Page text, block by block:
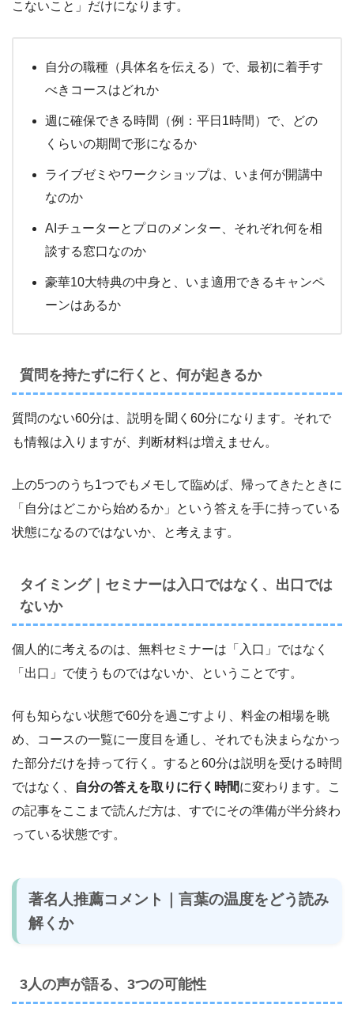
こないこと」だけになります。
自分の職種（具体名を伝える）で、最初に着手す
べきコースはどれか
週に確保できる時間（例：平日1時間）で、どの
くらいの期間で形になるか
ライブゼミやワークショップは、いま何が開講中
なのか
AIチューターとプロのメンター、それぞれ何を相
談する窓口なのか
豪華10大特典の中身と、いま適用できるキャンペ
ーンはあるか
質問を持たずに行くと、何が起きるか
質問のない60分は、説明を聞く60分になります。それで
も情報は入りますが、判断材料は増えません。
上の5つのうち1つでもメモして臨めば、帰ってきたときに
「自分はどこから始めるか」という答えを手に持っている
状態になるのではないか、と考えます。
タイミング｜セミナーは入口ではなく、出口では
ないか
個人的に考えるのは、無料セミナーは「入口」ではなく
「出口」で使うものではないか、ということです。
何も知らない状態で60分を過ごすより、料金の相場を眺
め、コースの一覧に一度目を通し、それでも決まらなかっ
た部分だけを持って行く。すると60分は説明を受ける時間
ではなく、
自分の答えを取りに行く時間に変わります。こ
の記事をここまで読んだ方は、すでにその準備が半分終わ
っている状態です。
著名人推薦コメント｜言葉の温度をどう読み
解くか
3人の声が語る、3つの可能性